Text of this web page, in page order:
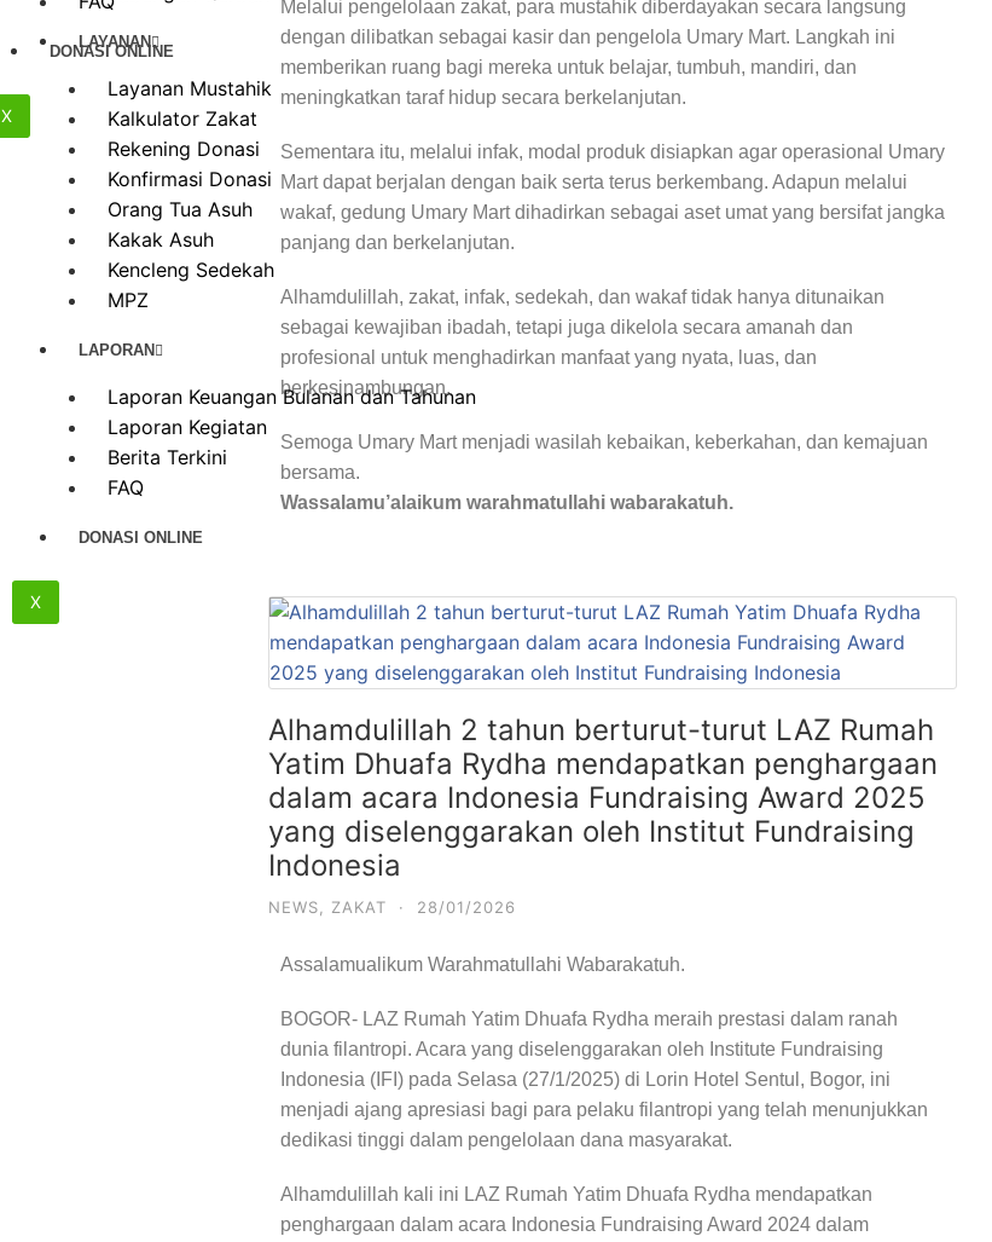
DONASI ONLINE
X
LAYANAN
Layanan Mustahik
Kalkulator Zakat
Rekening Donasi
Konfirmasi Donasi
Orang Tua Asuh
Kakak Asuh
Kencleng Sedekah
MPZ
LAPORAN
Laporan Keuangan Bulanan dan Tahunan
Laporan Kegiatan
Berita Terkini
FAQ
DONASI ONLINE
X
Melalui pengelolaan zakat, para mustahik diberdayakan secara langsung
dengan dilibatkan sebagai kasir dan pengelola Umary Mart. Langkah ini
memberikan ruang bagi mereka untuk belajar, tumbuh, mandiri, dan
meningkatkan taraf hidup secara berkelanjutan.
Sementara itu, melalui infak, modal produk disiapkan agar operasional Umary
Mart dapat berjalan dengan baik serta terus berkembang. Adapun melalui
wakaf, gedung Umary Mart dihadirkan sebagai aset umat yang bersifat jangka
panjang dan berkelanjutan.
Alhamdulillah, zakat, infak, sedekah, dan wakaf tidak hanya ditunaikan
sebagai kewajiban ibadah, tetapi juga dikelola secara amanah dan
profesional untuk menghadirkan manfaat yang nyata, luas, dan
berkesinambungan.
Semoga Umary Mart menjadi wasilah kebaikan, keberkahan, dan kemajuan
bersama.
Wassalamu’alaikum warahmatullahi wabarakatuh.
Alhamdulillah 2 tahun berturut-turut LAZ Rumah
Yatim Dhuafa Rydha mendapatkan penghargaan
dalam acara Indonesia Fundraising Award 2025
yang diselenggarakan oleh Institut Fundraising
Indonesia
NEWS ZAKAT · 28/01/2026
Assalamualikum Warahmatullahi Wabarakatuh.
BOGOR- LAZ Rumah Yatim Dhuafa Rydha meraih prestasi dalam ranah
dunia filantropi. Acara yang diselenggarakan oleh Institute Fundraising
Indonesia (IFI) pada Selasa (27/1/2025) di Lorin Hotel Sentul, Bogor, ini
menjadi ajang apresiasi bagi para pelaku filantropi yang telah menunjukkan
dedikasi tinggi dalam pengelolaan dana masyarakat.
Alhamdulillah kali ini LAZ Rumah Yatim Dhuafa Rydha mendapatkan
penghargaan dalam acara Indonesia Fundraising Award 2024 dalam